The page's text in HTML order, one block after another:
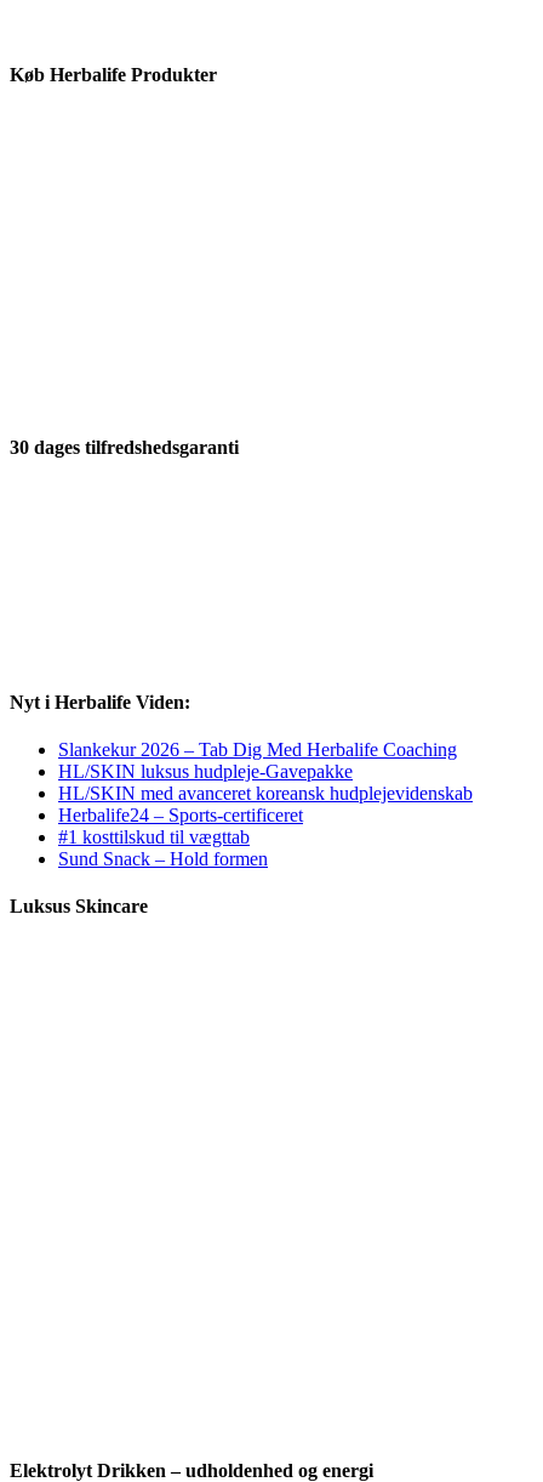
Køb Herbalife Produkter
30 dages tilfredshedsgaranti
Nyt i Herbalife Viden:
Slankekur 2026 – Tab Dig Med Herbalife Coaching
HL/SKIN luksus hudpleje-Gavepakke
HL/SKIN med avanceret koreansk hudplejevidenskab
Herbalife24 – Sports-certificeret
#1 kosttilskud til vægttab
Sund Snack – Hold formen
Luksus Skincare
Elektrolyt Drikken – udholdenhed og energi